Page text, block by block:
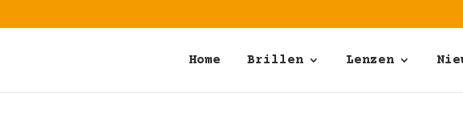
Home Brillen Lenzen